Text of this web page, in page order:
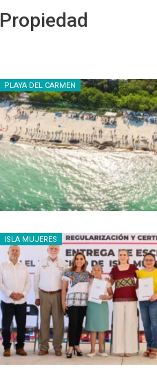
Propiedad
PLAYA DEL CARMEN
ISLA MUJERES